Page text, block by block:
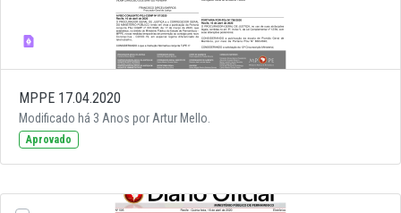
MPPE 17.04.2020
Modificado há 3 Anos por Artur Mello.
Aprovado